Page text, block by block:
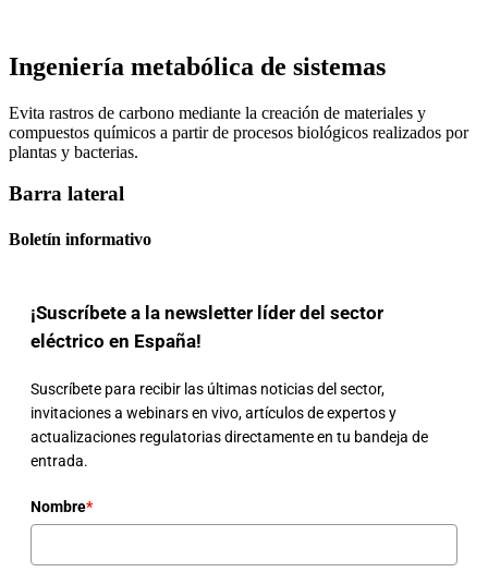
Ingeniería metabólica de sistemas
Evita rastros de carbono mediante la creación de materiales y
compuestos químicos a partir de procesos biológicos realizados por
plantas y bacterias.
Barra lateral
Boletín informativo
¡Suscríbete a la newsletter líder del sector
eléctrico en España!
Suscríbete para recibir las últimas noticias del sector,
invitaciones a webinars en vivo, artículos de expertos y
actualizaciones regulatorias directamente en tu bandeja de
entrada.
Nombre*